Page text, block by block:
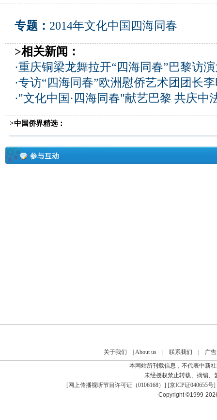
专题： 2014年文化中国四海同春
>相关新闻：
·重庆铜梁龙舞拉开“四海同春”巴黎访
·专访“四海同春”欧洲慰侨艺术团团长
·"文化中国·四海同春"献艺巴黎 共庆中
>中国侨界精选：
关于我们 About us| 联系我们
广
本网站所刊载信息，不代表中新
未经授权禁止转载、摘编、
[网上传播视听节目许可证（0106168） ] [京ICP证040655号]
Copyright ©1999-